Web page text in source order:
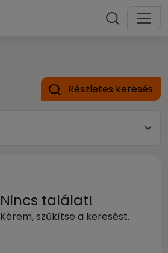
Részletes keresés
Nincs találat!
Kérem, szűkítse a keresést.